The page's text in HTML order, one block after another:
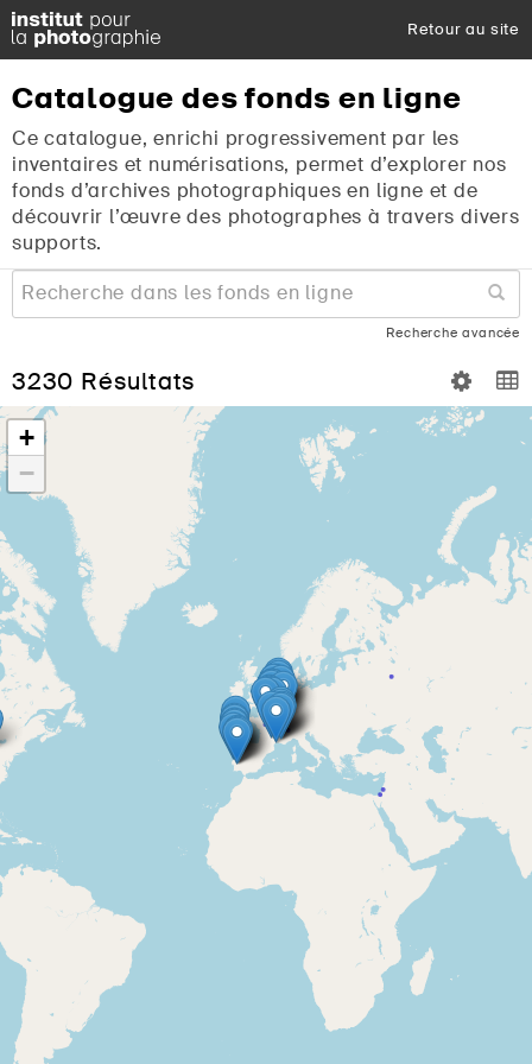
Retour au site
Catalogue des fonds en ligne
Ce catalogue, enrichi progressivement par les
inventaires et numérisations, permet d’explorer nos
fonds d’archives photographiques en ligne et de
découvrir l’œuvre des photographes à travers divers
supports.
Recherche avancée
3230 Résultats
+
−